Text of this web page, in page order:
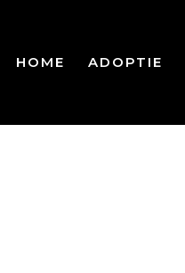
HOME ADOPTIE